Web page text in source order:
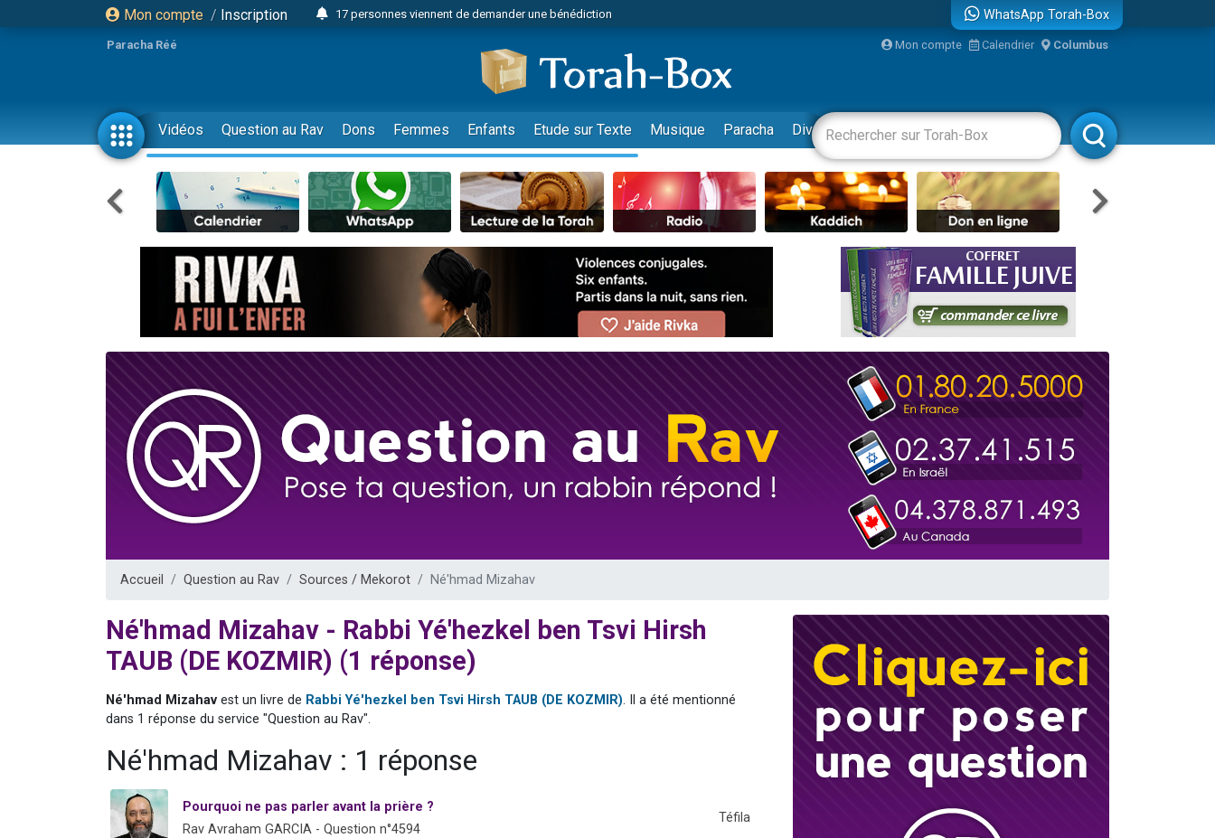
Mon compte / Inscription
17 personnes viennent de demander une bénédiction
23 personnes viennent de faire un don pour Diane, 80 ans, dans un appartement insalubre
Eva vient de donner son Maasser
4 personnes viennent de nous rejoindre sur WhatsApp
3 personnes viennent de nous rejoindre sur WhatsApp
Odaya vient de donner son Maasser
3 personnes viennent de faire un don pour 5 jours de vacances aux Orphelins
2 personnes viennent de nous rejoindre sur WhatsApp
13 personnes viennent de demander une bénédiction
Il reste 49 places pour étudier en groupe sur Zoom
30 personnes viennent de faire un don pour Sauvez la jambe de Yohan
12 nouvelles musiques dans Torah-Box Music
3 personnes viennent de nous rejoindre sur WhatsApp
2 personnes viennent de nous rejoindre sur WhatsApp
3 personnes viennent de nous rejoindre sur WhatsApp
2 nouvelles musiques dans Torah-Box Music
8 personnes viennent de faire un don pour Tsédaka : pauvres d'Israel
Nouvelle émission radio : Visions de grandeur n°104 : Le Chabbath et le Birkat Hamazone à travers le temps
WhatsApp Torah-Box
Paracha Réé Mon compte Calendrier Columbus
Vidéos Question au Rav Dons Femmes Enfants Etude sur Texte Musique Paracha Divertissements Livres Rabbanim
Accueil Question au Rav Sources / Mekorot Né'hmad Mizahav
Né'hmad Mizahav - Rabbi Yé'hezkel ben Tsvi Hirsh
TAUB (DE KOZMIR) (1 réponse)
Né'hmad Mizahav est un livre de Rabbi Yé'hezkel ben Tsvi Hirsh TAUB (DE KOZMIR). Il a été mentionné
dans 1 réponse du service "Question au Rav".
Né'hmad Mizahav : 1 réponse
Pourquoi ne pas parler avant la prière ?
Rav Avraham GARCIA - Question n°4594
Téfila